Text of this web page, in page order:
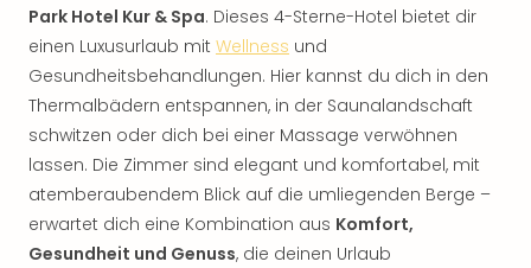
Park Hotel Kur & Spa. Dieses 4-Sterne-Hotel bietet dir
einen Luxusurlaub mit Wellness und
Gesundheitsbehandlungen. Hier kannst du dich in den
Thermalbädern entspannen, in der Saunalandschaft
schwitzen oder dich bei einer Massage verwöhnen
lassen. Die Zimmer sind elegant und komfortabel, mit
atemberaubendem Blick auf die umliegenden Berge –
erwartet dich eine Kombination aus Komfort,
Gesundheit und Genuss, die deinen Urlaub